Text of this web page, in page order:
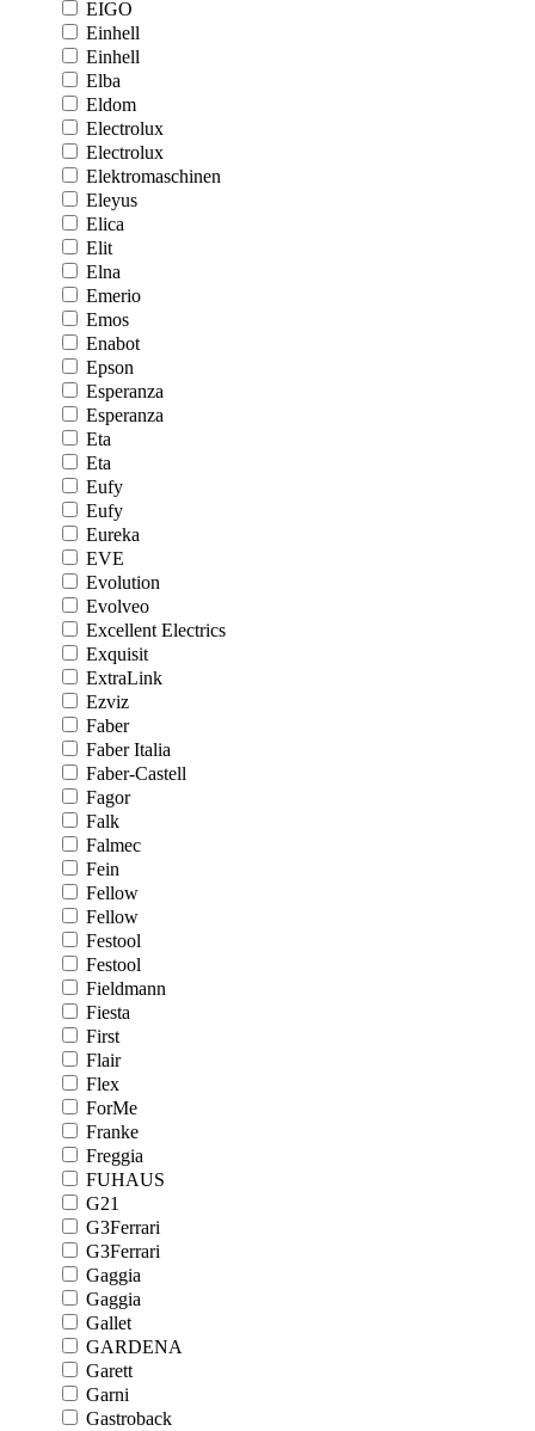
EIGO
Einhell
Einhell
Elba
Eldom
Electrolux
Electrolux
Elektromaschinen
Eleyus
Elica
Elit
Elna
Emerio
Emos
Enabot
Epson
Esperanza
Esperanza
Eta
Eta
Eufy
Eufy
Eureka
EVE
Evolution
Evolveo
Excellent Electrics
Exquisit
ExtraLink
Ezviz
Faber
Faber Italia
Faber-Castell
Fagor
Falk
Falmec
Fein
Fellow
Fellow
Festool
Festool
Fieldmann
Fiesta
First
Flair
Flex
ForMe
Franke
Freggia
FUHAUS
G21
G3Ferrari
G3Ferrari
Gaggia
Gaggia
Gallet
GARDENA
Garett
Garni
Gastroback